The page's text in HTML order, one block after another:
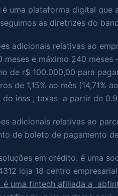
é uma plataforma digital que
as diretrizes do
adicionais relativas ao
meses e máximo 240
de r$ 100.000,00 para
de 1,15% ao mês (14,71%
do inss , taxas a partir de
adicionais relativas ao
de boleto de pagamento
em crédito. é uma
loja 18 centro
uma fintech afiliada a